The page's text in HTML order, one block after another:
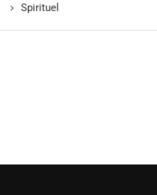
Spirituel